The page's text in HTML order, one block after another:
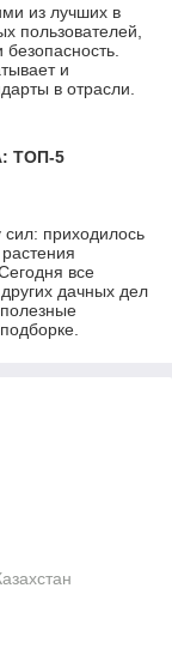
из лучших в
пользователей,
и
в отрасли.
ТОП-5
приходилось
все
дачных дел